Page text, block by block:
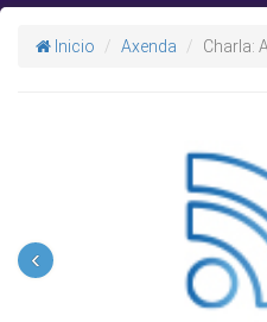
Inicio Axenda Charla:
‹